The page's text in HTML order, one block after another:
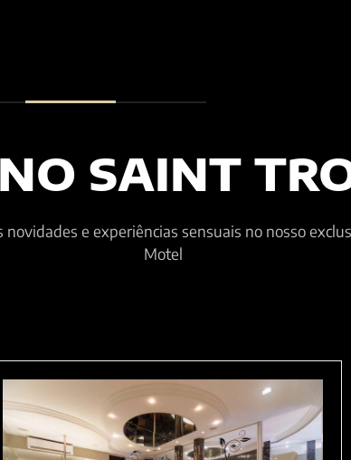
SAINT
novidades e experiências sensuais no nosso
Motel